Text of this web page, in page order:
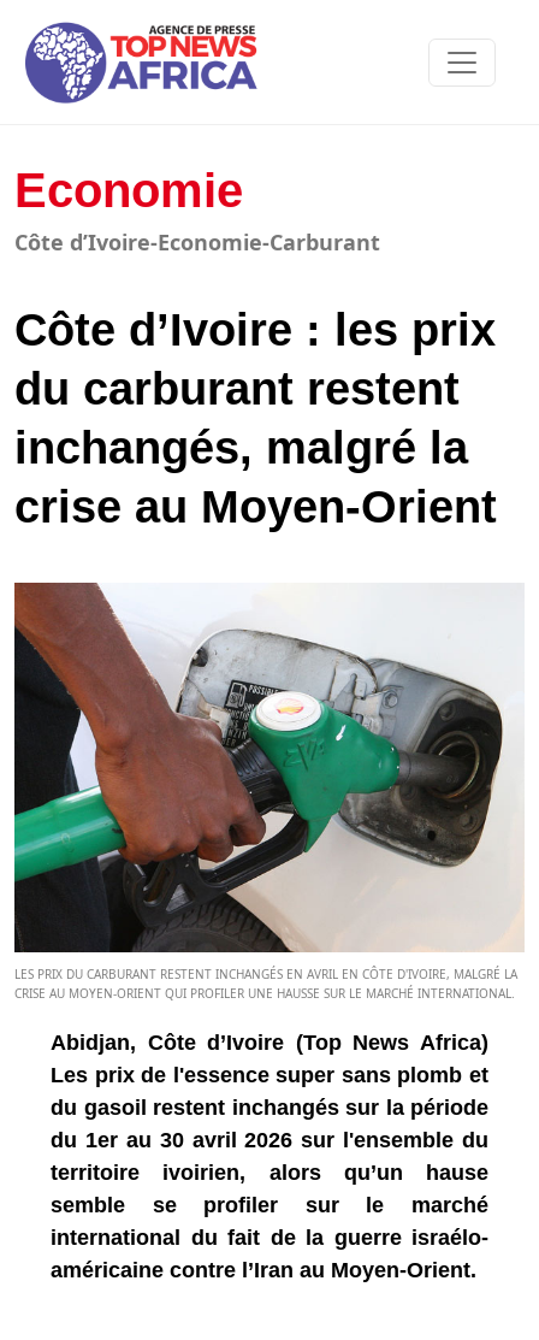
Economie
Côte d’Ivoire-Economie-Carburant
Côte d’Ivoire : les prix
du carburant restent
inchangés, malgré la
crise au Moyen-Orient
LES PRIX DU CARBURANT RESTENT INCHANGÉS EN AVRIL EN CÔTE D'IVOIRE, MALGRÉ LA
CRISE AU MOYEN-ORIENT QUI PROFILER UNE HAUSSE SUR LE MARCHÉ INTERNATIONAL.
Abidjan, Côte d’Ivoire (Top News Africa)
Les prix de l'essence super sans plomb et
du gasoil restent inchangés sur la période
du 1er au 30 avril 2026 sur l'ensemble du
territoire ivoirien, alors qu’un hause
semble se profiler sur le marché
international du fait de la guerre israélo-
américaine contre l’Iran au Moyen-Orient.